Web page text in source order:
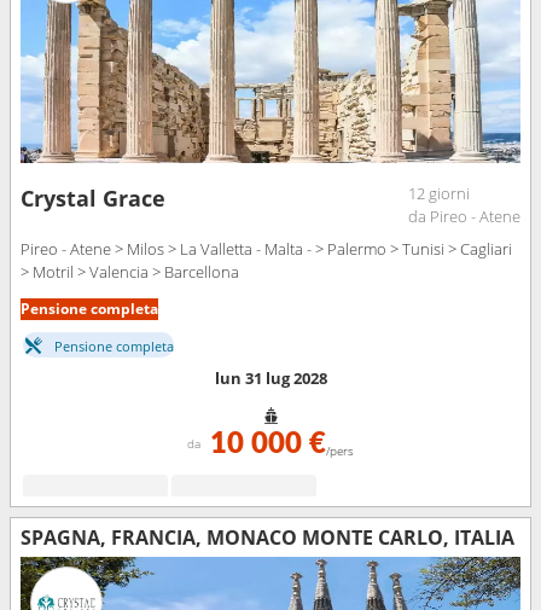
Crystal Grace
12 giorni
da Pireo - Atene
Pireo - Atene > Milos > La Valletta - Malta - > Palermo > Tunisi > Cagliari
> Motril > Valencia > Barcellona
Pensione completa
Pensione completa
lun 31 lug 2028
da 10 000 €/pers
SPAGNA, FRANCIA, MONACO MONTE CARLO, ITALIA